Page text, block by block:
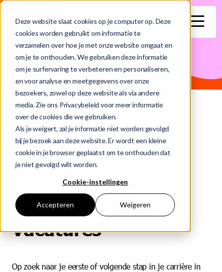
Deze website slaat cookies op je computer op. Deze
cookies worden gebruikt om informatie te
verzamelen over hoe je met onze website omgaat en
om je te onthouden. We gebruiken deze informatie
om je surfervaring te verbeteren en personaliseren,
en voor analyse en meetgegevens over onze
bezoekers, zowel op deze website als via andere
media. Zie ons Privacybeleid voor meer informatie
over de cookies die we gebruiken.
Als je weigert, zal je informatie niet worden gevolgd
bij je bezoek aan deze website. Er wordt een kleine
cookie in je browser geplaatst om te onthouden dat
je niet gevolgd wilt worden.
Cookie-instellingen
Accepteren Weigeren
search
Dit is een zoekveld waaraan een functie voor automatische
Er zijn geen suggesties want het zoekveld is leeg.
Home
Vacatures
Junior Data Engineer 0019 49
Vacatures
Op zoek naar je eerste of volgende stap in je carrière in